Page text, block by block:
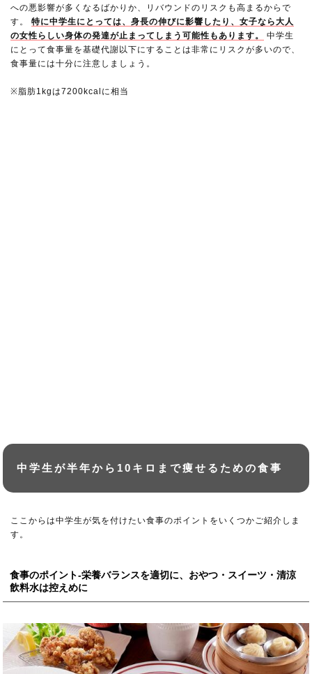
への悪影響が多くなるばかりか、リバウンドのリスクも高まるからで
す。特に中学生にとっては、身長の伸びに影響したり、女子なら大人
の女性らしい身体の発達が止まってしまう可能性もあります。
中学生
にとって食事量を基礎代謝以下にすることは非常にリスクが多いので、
食事量には十分に注意しましょう。
※脂肪1kgは7200kcalに相当
中学生が半年から10キロまで痩せるための食事
ここからは中学生が気を付けたい食事のポイントをいくつかご紹介しま
す。
食事のポイント-栄養バランスを適切に、おやつ・スイーツ・清涼
飲料水は控えめに